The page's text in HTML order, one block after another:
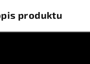
produktu